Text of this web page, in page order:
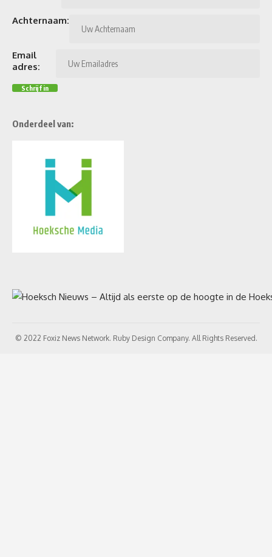
Achternaam:
Email
adres:
Onderdeel van:
© 2022 Foxiz News Network. Ruby Design Company. All Rights Reserved.